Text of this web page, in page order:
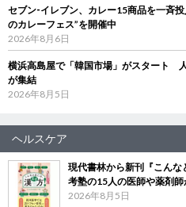
セブン‐イレブン、カレー15商品を一斉
のカレーフェス”を開催中
2026年8月6日
横浜高島屋で「韓国市場」がスタート
が集結
2026年8月5日
ヘルスケア
現代書林から新刊『こん
考塾の15人の医師や薬剤師
2026年8月5日